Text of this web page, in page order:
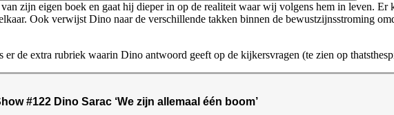
zijn eigen boek en gaat hij dieper in op de realiteit waar wij volgens hem in leven.
Ook verwijst Dino naar de verschillende takken binnen de bewustzijnsstroming
er de extra rubriek waarin Dino antwoord geeft op de kijkersvragen (te zien op